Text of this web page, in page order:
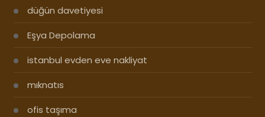
düğün davetiyesi
Eşya Depolama
istanbul evden eve nakliyat
mıknatıs
ofis taşıma